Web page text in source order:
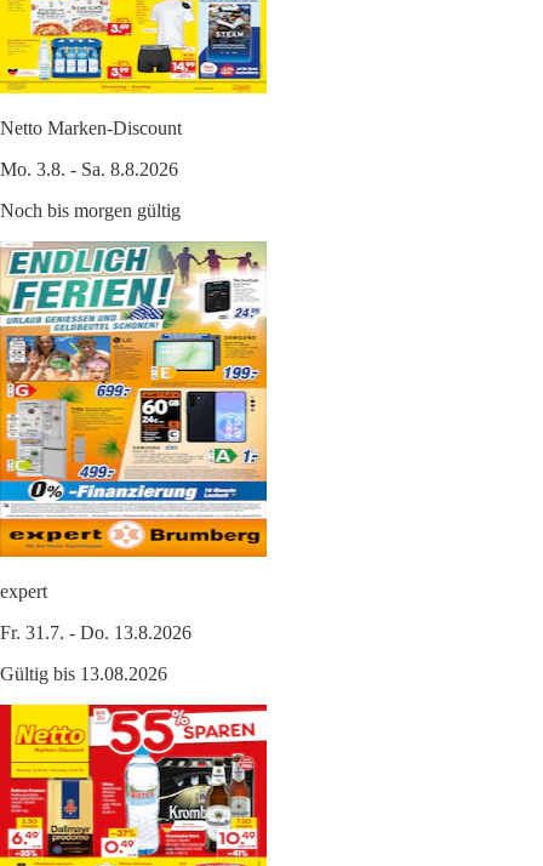
Netto Marken-Discount
Mo. 3.8. - Sa. 8.8.2026
Noch bis morgen gültig
expert
Fr. 31.7. - Do. 13.8.2026
Gültig bis 13.08.2026